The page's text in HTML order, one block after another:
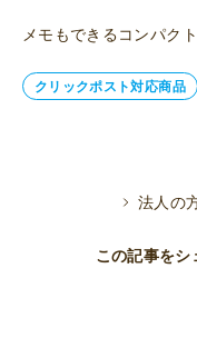
メモもできるコンパク
クリックポスト対応商品
法人の
この記事をシ